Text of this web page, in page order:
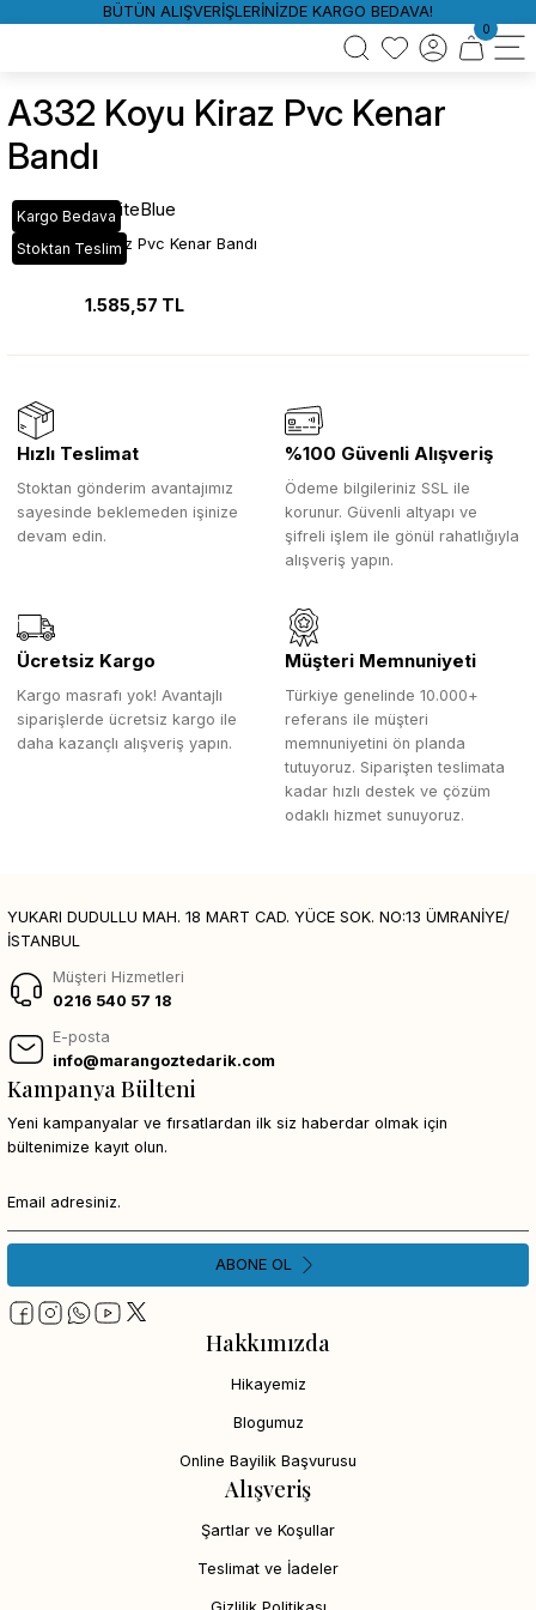
BÜTÜN ALIŞVERİŞLERİNİZDE KARGO BEDAVA!
0
A332 Koyu Kiraz Pvc Kenar
Bandı
Kargo Bedava
Stoktan Teslim
WhiteBlue
A332 Koyu Kiraz Pvc Kenar Bandı
1.585,57 TL
Hızlı Teslimat
Stoktan gönderim avantajımız
sayesinde beklemeden işinize
devam edin.
%100 Güvenli Alışveriş
Ödeme bilgileriniz SSL ile
korunur. Güvenli altyapı ve
şifreli işlem ile gönül rahatlığıyla
alışveriş yapın.
Ücretsiz Kargo
Kargo masrafı yok! Avantajlı
siparişlerde ücretsiz kargo ile
daha kazançlı alışveriş yapın.
Müşteri Memnuniyeti
Türkiye genelinde 10.000+
referans ile müşteri
memnuniyetini ön planda
tutuyoruz. Siparişten teslimata
kadar hızlı destek ve çözüm
odaklı hizmet sunuyoruz.
YUKARI DUDULLU MAH. 18 MART CAD. YÜCE SOK. NO:13 ÜMRANİYE/
İSTANBUL
Müşteri Hizmetleri
0216 540 57 18
E-posta
info@marangoztedarik.com
Hakkımızda
Hikayemiz
Blogumuz
Online Bayilik Başvurusu
Alışveriş
Şartlar ve Koşullar
Teslimat ve İadeler
Kampanya Bülteni
Yeni kampanyalar ve fırsatlardan ilk siz haberdar olmak için
bültenimize kayıt olun.
ABONE OL